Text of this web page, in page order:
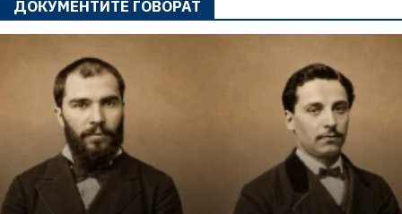
ДОКУМЕНТИТЕ ГОВОРАТ